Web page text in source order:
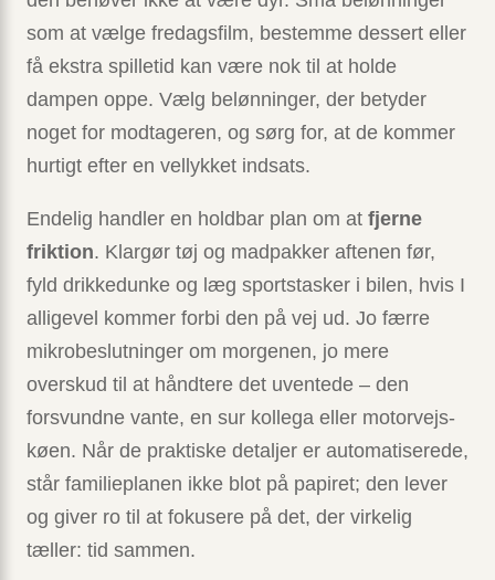
som at vælge fredagsfilm, bestemme dessert eller
få ekstra spilletid kan være nok til at holde
dampen oppe. Vælg belønninger, der betyder
noget for modtageren, og sørg for, at de kommer
hurtigt efter en vellykket indsats.
Endelig handler en holdbar plan om at fjerne
friktion. Klargør tøj og madpakker aftenen før,
fyld drikkedunke og læg sportstasker i bilen, hvis I
alligevel kommer forbi den på vej ud. Jo færre
mikrobeslutninger om morgenen, jo mere
overskud til at håndtere det uventede – den
forsvundne vante, en sur kollega eller motorvejs­
køen. Når de praktiske detaljer er automatiserede,
står familieplanen ikke blot på papiret; den lever
og giver ro til at fokusere på det, der virkelig
tæller: tid sammen.